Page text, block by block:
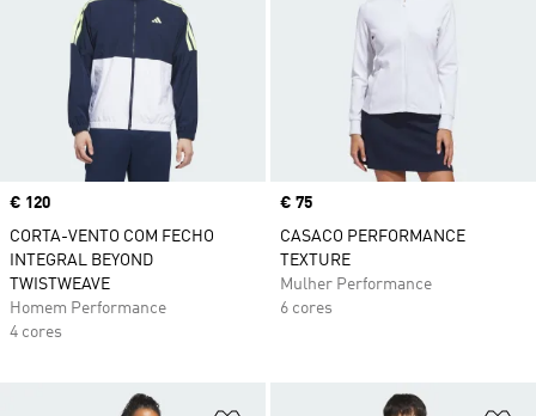
Price
€ 120
CORTA-VENTO COM FECHO
INTEGRAL BEYOND
TWISTWEAVE
Homem Performance
4 cores
Price
€ 75
CASACO PERFORMANCE
TEXTURE
Mulher Performance
6 cores